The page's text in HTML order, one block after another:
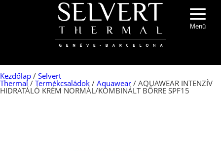
Menü
Kezdőlap / Selvert
Thermal / Termékcsaládok / Aquawear / AQUAWEAR INTENZÍV
HIDRATÁLÓ KRÉM NORMÁL/KOMBINÁLT BŐRRE SPF15